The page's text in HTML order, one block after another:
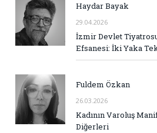
Haydar Bayak
29.04.2026
İzmir Devlet
Efsanesi: İki Yaka
Fuldem Özkan
26.03.2026
Kadının Varoluş
Diğerleri